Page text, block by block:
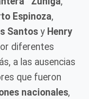
Espinoza,
Santos y Henry
diferentes
a las ausencias
que fueron
nacionales,